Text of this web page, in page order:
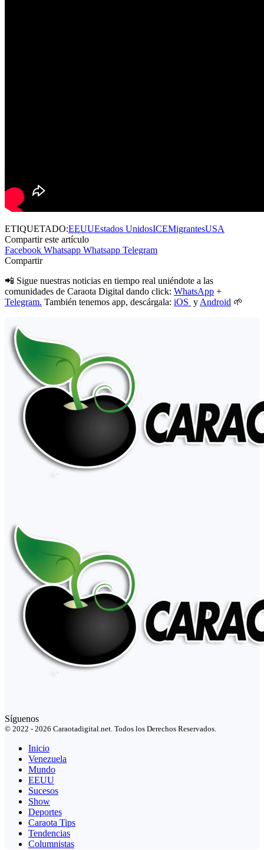
ETIQUETADO:EEUUEstados UnidosICEMigrantesUSA
Compartir este artículo
Facebook Whatsapp Whatsapp Telegram
Compartir
📲 Sigue nuestras noticias en tiempo real uniéndote a las
comunidades de Caraota Digital dando click: WhatsApp +
Telegram. También tenemos app, descárgala: iOS y Android 🌱
Síguenos
© 2022 - 2026 Caraotadigital.net. Todos los Derechos Reservados.
Inicio
Venezuela
Mundo
EEUU
Sucesos
Show
Deportes
Caraota Tips
Tendencias
Columnistas